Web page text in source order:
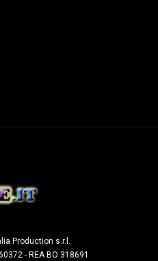
Production s.r.l.
- REA BO 318691